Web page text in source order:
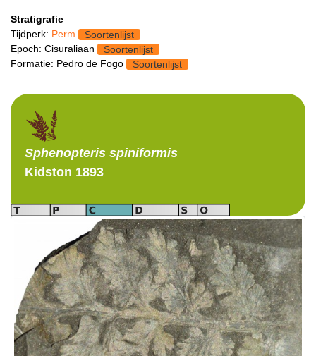
Stratigrafie
Tijdperk: Perm
Soortenlijst
Epoch: Cisuraliaan
Soortenlijst
Formatie: Pedro de Fogo
Soortenlijst
Sphenopteris spiniformis
Kidston 1893